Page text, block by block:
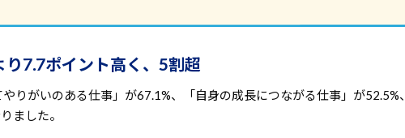
7.7ポイント高く、5割超
りがいのある仕事」が67.1%、「自身の成長につながる仕事」が52.5%、
ました。